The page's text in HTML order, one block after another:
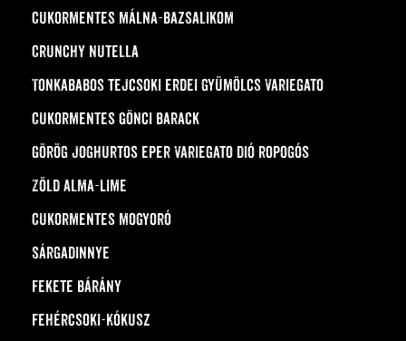
Cukormentes málna-bazsalikom
Crunchy Nutella
Tonkababos tejcsoki erdei gyümölcs variegato
Cukormentes Gönci barack
Görög joghurtos eper variegato dió ropogós
Zöld alma-Lime
Cukormentes mogyoró
Sárgadinnye
Fekete bárány
Fehércsoki-Kókusz